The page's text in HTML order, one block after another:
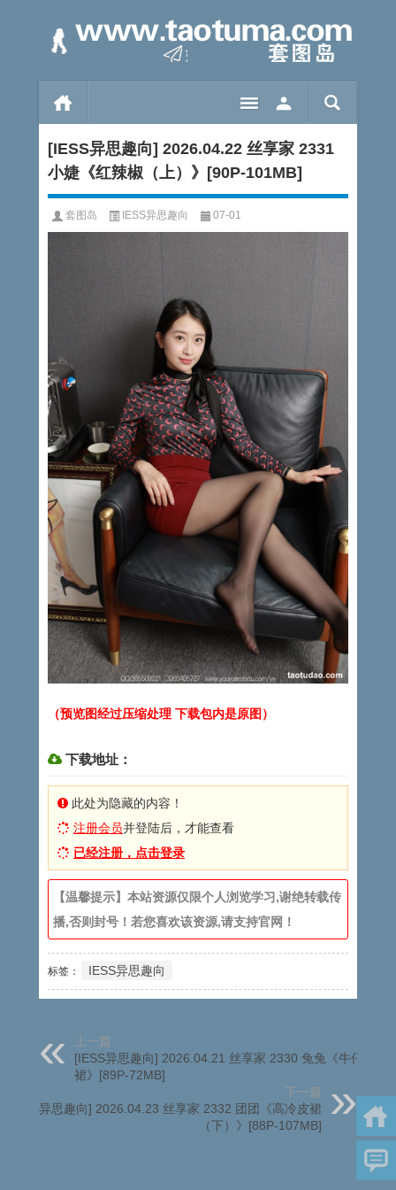
[IESS异思趣向] 2026.04.22 丝享家 2331
小婕《红辣椒（上）》[90P-101MB]
套图岛 IESS异思趣向 07-01
（预览图经过压缩处理 下载包内是原图）
下载地址：
此处为隐藏的内容！
注册会员并登陆后，才能查看
已经注册，点击登录
【温馨提示】本站资源仅限个人浏览学习,谢绝转载传
播,否则封号！若您喜欢该资源,请支持官网！
标签： IESS异思趣向
上一篇
[IESS异思趣向] 2026.04.21 丝享家 2330 兔兔《牛仔包臀
裙》[89P-72MB]
下一篇
[IESS异思趣向] 2026.04.23 丝享家 2332 团团《高冷皮裙
（下）》[88P-107MB]